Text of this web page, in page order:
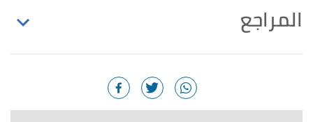
المراجع
strawberryplants , Retrieved 24/10/2021.